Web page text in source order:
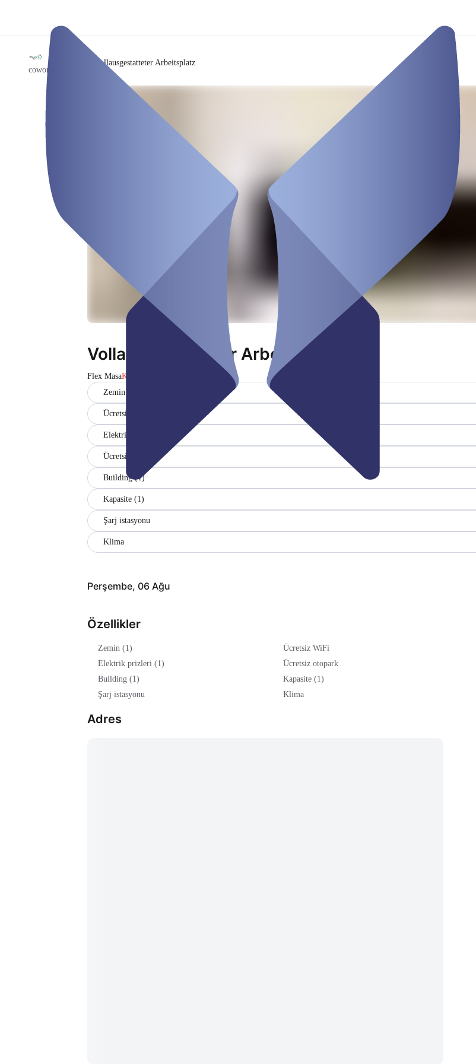
coworkspace-B49
Vollausgestatteter Arbeitsplatz
Vollausgestatteter Arbeitsplatz
Flex MasaKapalı
Zemin (1)
Ücretsiz WiFi
Elektrik prizleri (1)
Ücretsiz otopark
Building (1)
Kapasite (1)
Şarj istasyonu
Klima
Perşembe, 06 Ağu
Özellikler
Zemin (1)
Ücretsiz WiFi
Elektrik prizleri (1)
Ücretsiz otopark
Building (1)
Kapasite (1)
Şarj istasyonu
Klima
Adres